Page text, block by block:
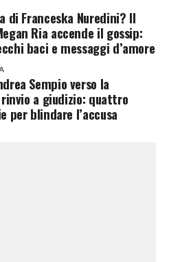
potrebbe incuriosire
un volto abituato alle
politiche e alla
dall’altra una figura
pubblico, pronta a
di spettatori. Una
di Franceska Nuredini? Il
Ria accende il gossip:
baci e messaggi d’amore
Sempio verso la
a giudizio: quattro
per blindare l’accusa